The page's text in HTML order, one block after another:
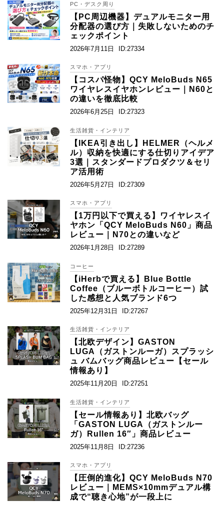
PC・デスク周り
【PC周辺機器】デュアルモニター用
分配器の選び方｜失敗しないためのチ
ェックポイント
2026年7月11日 ID:27334
スマホ・アプリ
【コスパ怪物】QCY MeloBuds N65
ワイヤレスイヤホンレビュー｜N60と
の違いを徹底比較
2026年6月25日 ID:27323
生活雑貨・インテリア
【IKEA引き出し】HELMER（ヘルメ
ル）収納を快適にする仕切りアイデア
3選｜スタンダードプロダクツ＆セリ
ア活用術
2026年5月27日 ID:27309
スマホ・アプリ
【1万円以下で買える】ワイヤレスイ
ヤホン「QCY MeloBuds N60」商品
レビュー｜N70との違いなど
2026年1月28日 ID:27289
コーヒー
【iHerbで買える】Blue Bottle
Coffee（ブルーボトルコーヒー）試
した感想と人気ブランド6つ
2025年12月31日 ID:27267
生活雑貨・インテリア
【北欧デザイン】GASTON
LUGA（ガストンルーガ）スプラッシ
ュ バムバッグ商品レビュー【セール
情報あり】
2025年11月20日 ID:27251
生活雑貨・インテリア
【セール情報あり】北欧バッグ
「GASTON LUGA（ガストンルー
ガ）Rullen 16″」商品レビュー
2025年11月8日 ID:27236
スマホ・アプリ
【圧倒的進化】QCY MeloBuds N70
レビュー｜MEMS×10mmデュアル構
成で“聴き心地”が一段上に